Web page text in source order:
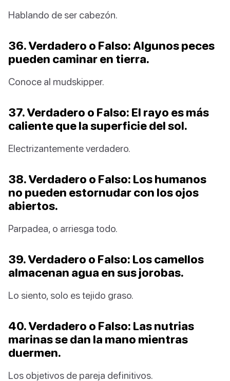
Hablando de ser cabezón.
36. Verdadero o Falso: Algunos peces
pueden caminar en tierra.
Conoce al mudskipper.
37. Verdadero o Falso: El rayo es más
caliente que la superficie del sol.
Electrizantemente verdadero.
38. Verdadero o Falso: Los humanos
no pueden estornudar con los ojos
abiertos.
Parpadea, o arriesga todo.
39. Verdadero o Falso: Los camellos
almacenan agua en sus jorobas.
Lo siento, solo es tejido graso.
40. Verdadero o Falso: Las nutrias
marinas se dan la mano mientras
duermen.
Los objetivos de pareja definitivos.